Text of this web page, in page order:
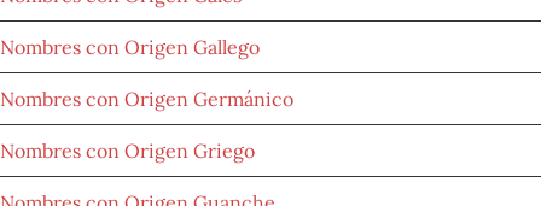
Nombres con Origen Gallego
Nombres con Origen Germánico
Nombres con Origen Griego